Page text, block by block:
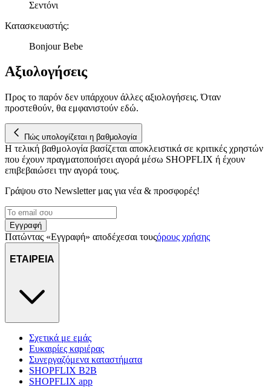
παρέχουμε λειτουργίες μέσων κοινωνικής δικτύωσης και να
μας επεξεργαζόμαστε προσωπικά σας δεδομένα, π.χ. τη
για να αποθηκεύουμε και να έχουμε πρόσβαση σε πληροφορίες
διαφημίσεων και περιεχομένου, τις μετρήσεις σχετικά με
μας και την ανάπτυξη προϊόντων. Επίσης, κοινοποιούμε
πληροφορίες σχετικά με την από μέρους σας χρήση της
τοποθεσίας μας στους συνεργάτες μέσων κοινωνικής
δικτύωσης, διαφημίσεων και ανάλυσης.
Σεντόνι
Κατασκευαστής:
Bonjour Bebe
Αξιολογήσεις
Προς το παρόν δεν υπάρχουν άλλες αξιολογήσεις. Όταν
προστεθούν, θα εμφανιστούν εδώ.
Πώς υπολογίζεται η βαθμολογία
Η τελική βαθμολογία βασίζεται αποκλειστικά σε κριτικές χρηστών
που έχουν πραγματοποιήσει αγορά μέσω SHOPFLIX ή έχουν
επιβεβαιώσει την αγορά τους.
Γράψου στο Νewsletter μας για νέα & προσφορές!
Εγγραφή
Πατώντας «Εγγραφή» αποδέχεσαι τουςόρους χρήσης
ΕΤΑΙΡΕΙΑ
Σχετικά με εμάς
Ευκαιρίες καριέρας
Συνεργαζόμενα καταστήματα
SHOPFLIX B2B
SHOPFLIX app